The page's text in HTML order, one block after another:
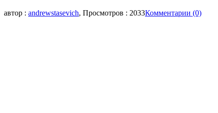
автор : andrewstasevich, Просмотров : 2033Комментарии (0)